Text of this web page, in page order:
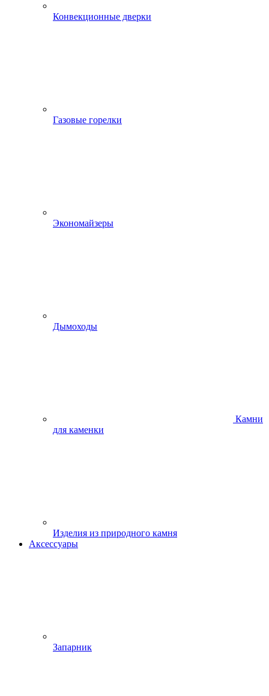
Конвекционные дверки
Газовые горелки
Экономайзеры
Дымоходы
Камни
для каменки
Изделия из природного камня
Аксессуары
Запарник